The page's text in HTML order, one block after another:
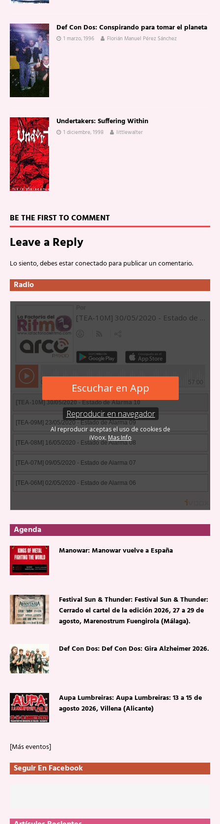
Def Con Dos: Conspirando para tomar el planeta
1 marzo, 1996 Florián Manuel Pérez Sánchez
Undertakers: Suffering Within
1 diciembre, 1998 littlewalter
BE THE FIRST TO COMMENT
Leave a Reply
Lo siento, debes estarconectadopara publicar un comentario.
Radio
Agenda
Manowar: Manowar vuelve a España
Festival Sun & Thunder: Festival Sun & Thunder:
Cerrado el cartel de la edición 2026, 27 a 29 de
agosto, Marenostrum Fuengirola (Málaga).
Def Con Dos: Def Con Dos: Gira Alzheimer 2026.
Aupa Lumbreiras: Aupa Lumbreiras: 13 a 15 de
agosto 2026, Villena (Alicante)
[Más eventos]
Seguir En Facebook